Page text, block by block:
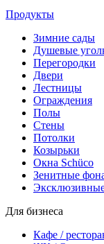
Продукты
Зимние сады
Душевые
Перегородки
Двери
Лестницы
Ограждения
Полы
Стены
Потолки
Козырьки
Окна Schüco
Зенитные
Для бизнеса
Кафе /